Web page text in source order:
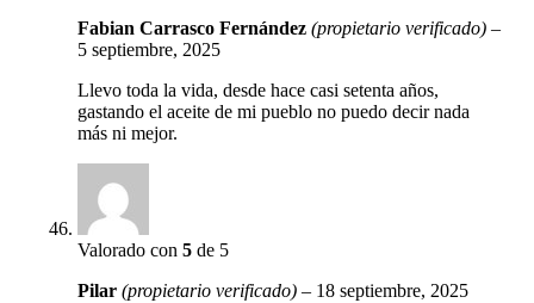
Fabian Carrasco Fernández(propietario verificado) –
5 septiembre, 2025
Llevo toda la vida, desde hace casi setenta años,
gastando el aceite de mi pueblo no puedo decir nada
más ni mejor.
Valorado con5 de 5
Pilar(propietario verificado) – 18 septiembre, 2025